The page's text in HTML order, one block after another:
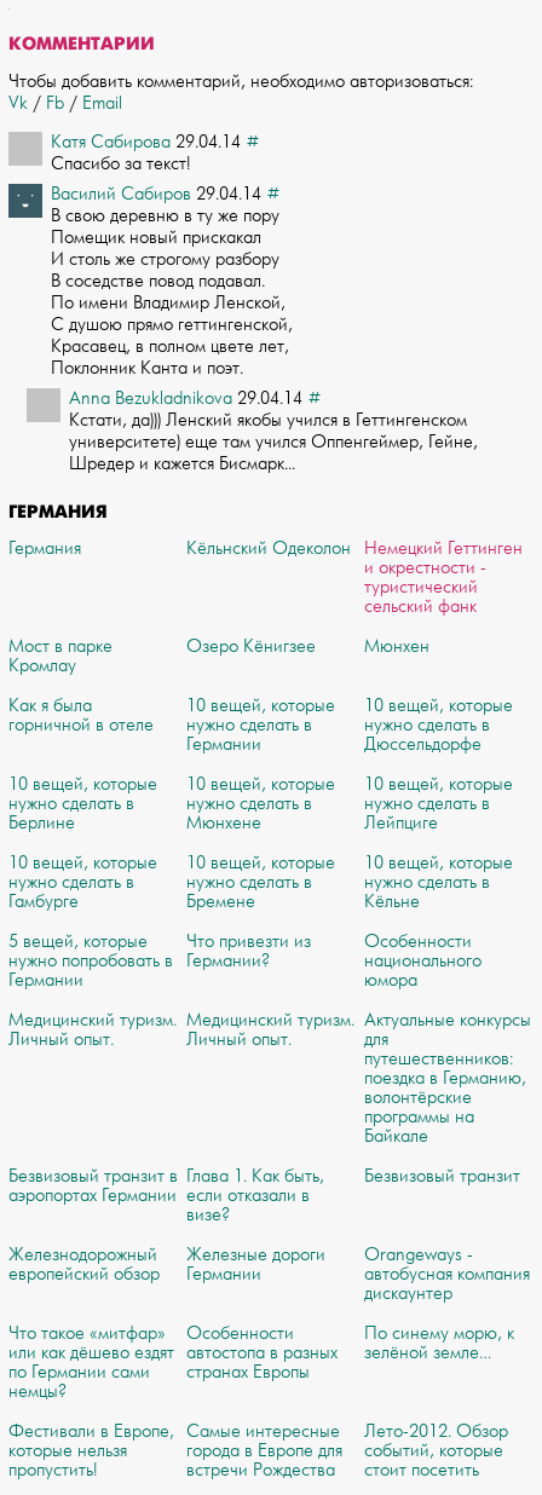
КОММЕНТАРИИ
Чтобы добавить комментарий, необходимо авторизоваться:
Vk / Fb / Email
Катя Сабирова 29.04.14 #
Спасибо за текст!
Василий Сабиров 29.04.14 #
В свою деревню в ту же пору
Помещик новый прискакал
И столь же строгому разбору­
В соседстве повод подавал.
По имени Владимир Ленской,
С душою прямо геттинген­ской,
Красавец, в полном цвете лет,
Поклонник Канта и поэт.
Anna Bezukladnikova 29.04.14 #
Кстати, да))) Ленский якобы учился в Геттингенском
университете) еще там учился О­ппенгеймер, Гейне,
Шредер и кажется Бисмарк...
ГЕРМАНИЯ
Германия Кёльнcкий Одеколон
Немецкий Геттинген
и окрестности -
туристический
сельский фанк
Мост в парке
Кромлау
Озеро Кёнигзее Мюнхен
Как я была
горничной в отеле
10 вещей, которые
нужно сделать в
Германии
10 вещей, которые
нужно сделать в
Дюссельдорфе
10 вещей, которые
нужно сделать в
Берлине
10 вещей, которые
нужно сделать в
Мюнхене
10 вещей, которые
нужно сделать в
Лейпциге
10 вещей, которые
нужно сделать в
Гамбурге
10 вещей, которые
нужно сделать в
Бремене
10 вещей, которые
нужно сделать в
Кёльне
5 вещей, которые
нужно попробовать в
Германии
Что привезти из
Германии?
Особенности
национального
юмора
Медицинский туризм.
Личный опыт.
Медицинский туризм.
Личный опыт.
Актуальные конкурсы
для
путешественников:
поездка в Германию,
волонтёрские
программы на
Байкале
Безвизовый транзит в
аэропортах Германии
Глава 1. Как быть,
если отказали в
визе?
Безвизовый транзит
Железнодорожный
европейский обзор
Железные дороги
Германии
Orangeways -
автобусная компания
дискаунтер
Что такое «митфар»
или как дёшево ездят
по Германии сами
немцы?
Особенности
автостопа в разных
странах Европы
По синему морю, к
зелёной земле…
Фестивали в Европе,
которые нельзя
пропустить!
Самые интересные
города в Европе для
встречи Рождества
Лето-2012. Обзор
событий, которые
стоит посетить